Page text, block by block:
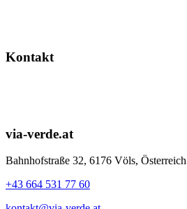
Kontakt
via-verde.at
Bahnhofstraße 32, 6176 Völs, Österreich
+43 664 531 77 60